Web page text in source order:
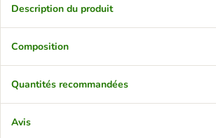
Description du produit
Composition
Quantités recommandées
Avis